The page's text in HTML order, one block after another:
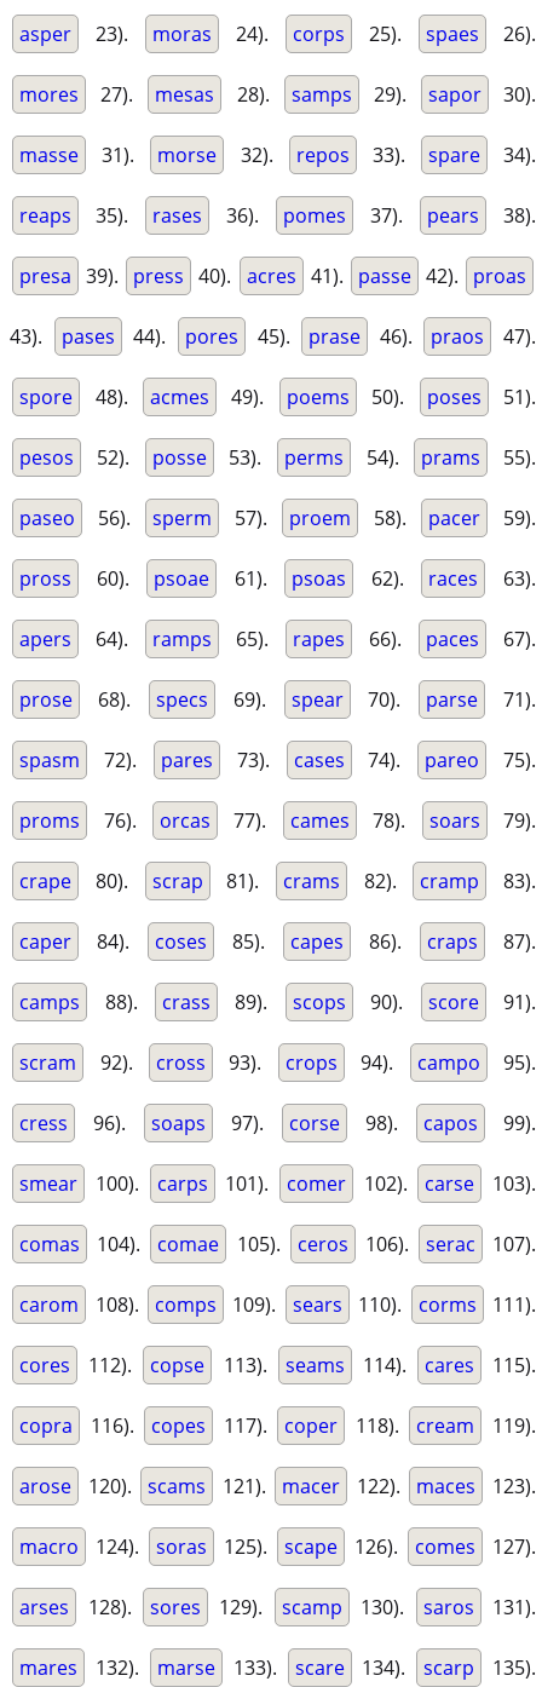
asper 23). moras 24). corps 25). spaes 26).
mores 27). mesas 28). samps 29). sapor 30).
masse 31). morse 32). repos 33). spare 34).
reaps 35). rases 36). pomes 37). pears 38).
presa 39). press 40). acres 41). passe 42). proas
43). pases 44). pores 45). prase 46). praos 47).
spore 48). acmes 49). poems 50). poses 51).
pesos 52). posse 53). perms 54). prams 55).
paseo 56). sperm 57). proem 58). pacer 59).
pross 60). psoae 61). psoas 62). races 63).
apers 64). ramps 65). rapes 66). paces 67).
prose 68). specs 69). spear 70). parse 71).
spasm 72). pares 73). cases 74). pareo 75).
proms 76). orcas 77). cames 78). soars 79).
crape 80). scrap 81). crams 82). cramp 83).
caper 84). coses 85). capes 86). craps 87).
camps 88). crass 89). scops 90). score 91).
scram 92). cross 93). crops 94). campo 95).
cress 96). soaps 97). corse 98). capos 99).
smear 100). carps 101). comer 102). carse 103).
comas 104). comae 105). ceros 106). serac 107).
carom 108). comps 109). sears 110). corms 111).
cores 112). copse 113). seams 114). cares 115).
copra 116). copes 117). coper 118). cream 119).
arose 120). scams 121). macer 122). maces 123).
macro 124). soras 125). scape 126). comes 127).
arses 128). sores 129). scamp 130). saros 131).
mares 132). marse 133). scare 134). scarp 135).